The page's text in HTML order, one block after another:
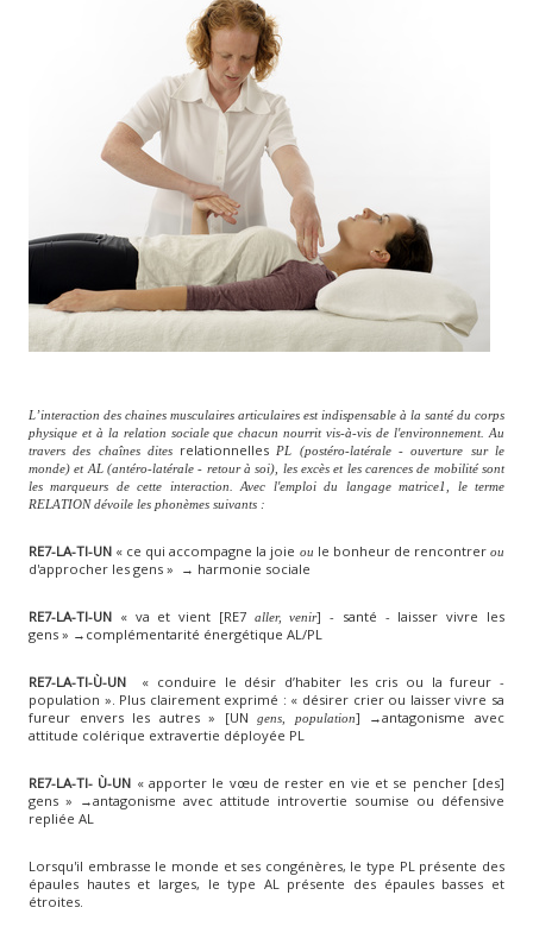
L’interaction des chaines musculaires articulaires est indispensable à la santé du corps
physique et à la relation sociale que chacun nourrit vis-à-vis de l'environnement. Au
travers des chaînes dites relationnelles PL (postéro-latérale - ouverture sur le
monde) et AL (antéro-latérale - retour à soi), les excès et les carences de mobilité sont
les marqueurs de cette interaction. Avec l'emploi du langage matrice1, le terme
RELATION dévoile les phonèmes suivants :
RE7-LA-TI-UN« ce qui accompagne la joie ou le bonheur de rencontrerou
d'approcher les gens » → harmonie sociale
RE7-LA-TI-UN« va et vient [RE7 aller, venir] - santé - laisser vivre les
gens » →complémentarité énergétique AL/PL
RE7-LA-TI-Ù-UN« conduire le désir d’habiter les cris ou la fureur -
population ». Plus clairement exprimé : « désirer crier ou laisser vivre sa
fureur envers les autres » [UNgens, population] →antagonisme avec
attitude colérique extravertie déployée PL
RE7-LA-TI- Ù-UN « apporter le vœu de rester en vie et se pencher [des]
gens » →antagonisme avec attitude introvertie soumise ou défensive
repliée AL
Lorsqu'il embrasse le monde et ses congénères, le type PL présente des
épaules hautes et larges, le type AL présente des épaules basses et
étroites.